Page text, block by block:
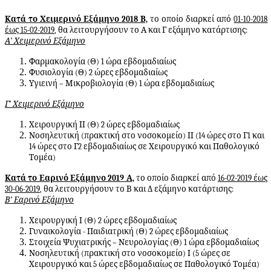
Κατά το Χειμερινό Εξάμηνο 2018 Β, το οποίο διαρκεί από01-10-2018
έως 15-02-2019, θα λειτουργήσουν το Α και Γ εξάμηνο κατάρτισης:
Α’ Χειμερινό Εξάμηνο
Φαρμακολογία (Θ) 1 ώρα εβδομαδιαίως
Φυσιολογία (Θ) 2 ώρες εβδομαδιαίως
Υγιεινή – Μικροβιολογία (Θ) 1 ώρα εβδομαδιαίως
Γ’ Χειμερινό Εξάμηνο
Χειρουργική ΙΙ (Θ) 2 ώρες εβδομαδιαίως
Νοσηλευτική (πρακτική στο νοσοκομείο) ΙΙ (14 ώρες στο Γ1 και
14 ώρες στο Γ2 εβδομαδιαίως σε Χειρουργικό και Παθολογικό
Τομέα)
Κατά το Εαρινό Εξάμηνο 2019 Α,το οποίο διαρκεί από16-02-2019 έως
30-06-2019, θα λειτουργήσουν το Β και Δ εξάμηνο κατάρτισης:
Β’ Εαρινό Εξάμηνο
Χειρουργική Ι (Θ) 2 ώρες εβδομαδιαίως
Γυναικολογία - Παιδιατρική (Θ) 2 ώρες εβδομαδιαίως
Στοιχεία Ψυχιατρικής – Νευρολογίας (Θ) 1 ώρα εβδομαδιαίως
Νοσηλευτική (πρακτική στο νοσοκομείο) Ι (5 ώρες σε
Χειρουργικό και 5 ώρες εβδομαδιαίως σε Παθολογικό Τομέα)